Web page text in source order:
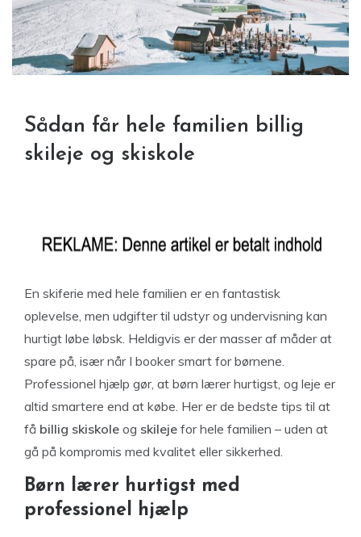
Sådan får hele familien billig
skileje og skiskole
En skiferie med hele familien er en fantastisk
oplevelse, men udgifter til udstyr og undervisning kan
hurtigt løbe løbsk. Heldigvis er der masser af måder at
spare på, især når I booker smart for børnene.
Professionel hjælp gør, at børn lærer hurtigst, og leje er
altid smartere end at købe. Her er de bedste tips til at
få billig skiskole og skileje for hele familien – uden at
gå på kompromis med kvalitet eller sikkerhed.
Børn lærer hurtigst med
professionel hjælp